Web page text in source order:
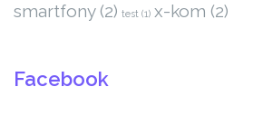
smartfony(2) test (1) x-kom (2)
Facebook